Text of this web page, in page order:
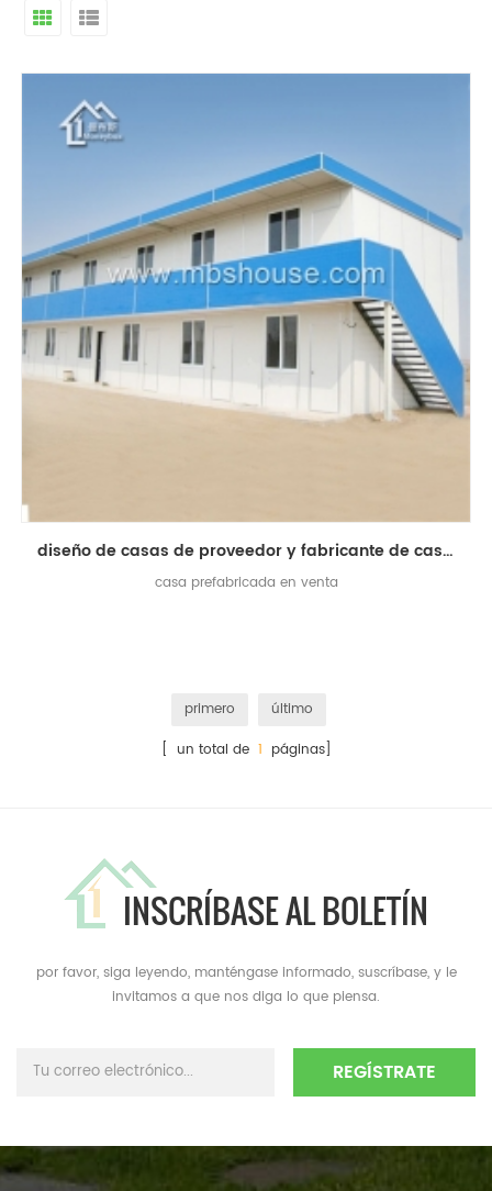
diseño de casas de proveedor y fabricante de casas prefabricadas
casa prefabricada en venta
primero
último
[ un total de 1 páginas]
INSCRÍBASE AL BOLETÍN
por favor, siga leyendo, manténgase informado, suscríbase, y le
invitamos a que nos diga lo que piensa.